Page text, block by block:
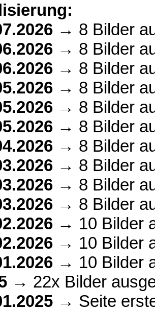
→ 8 Bilder
→ 8 Bilder
→ 8 Bilder
→ 8 Bilder
→ 8 Bilder
→ 8 Bilder
→ 8 Bilder
→ 8 Bilder
→ 8 Bilder
→ 8 Bilder
→ 10 Bilder
→ 10 Bilder
→ 10 Bilder
→ 22x Bilder
→ Seite